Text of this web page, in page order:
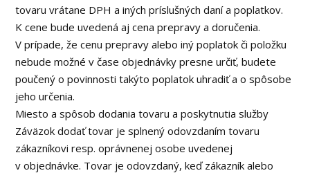
tovaru vrátane DPH a iných príslušných daní a poplatkov.
K cene bude uvedená aj cena prepravy a doručenia.
V prípade, že cenu prepravy alebo iný poplatok či položku
nebude možné v čase objednávky presne určiť, budete
poučený o povinnosti takýto poplatok uhradiť a o spôsobe
jeho určenia.
Miesto a spôsob dodania tovaru a poskytnutia služby
Záväzok dodať tovar je splnený odovzdaním tovaru
zákazníkovi resp. oprávnenej osobe uvedenej
v objednávke. Tovar je odovzdaný, keď zákazník alebo